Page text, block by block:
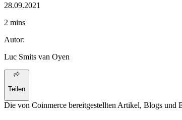
28.09.2021
2 mins
Autor:
Luc Smits van Oyen
Teilen
Die von Coinmerce bereitgestellten Artikel, Blogs und